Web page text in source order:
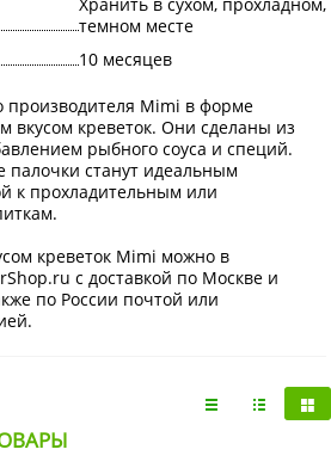
Хранить в сухом, прохладном,
темном месте
10 месяцев
производителя Mimi в форме
вкусом креветок. Они сделаны из
рыбного соуса и специй.
палочки станут идеальным
к прохладительным или
креветок Mimi можно в
с доставкой по Москве и
по России почтой или